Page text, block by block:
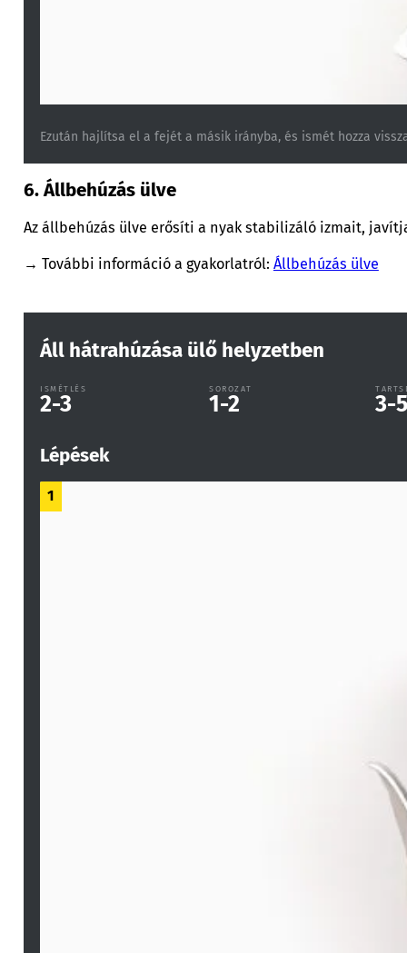
Ezután hajlítsa el a fejét a másik irányba, és ismét hozza
6. Állbehúzás ülve
Az állbehúzás ülve erősíti a nyak stabilizáló izmait,
→ További információ a gyakorlatról: Állbehúzás ülve
Áll hátrahúzása ülő helyzetben
ISMÉTLÉS
2-3
SOROZAT
1-2 3-
Lépések
1